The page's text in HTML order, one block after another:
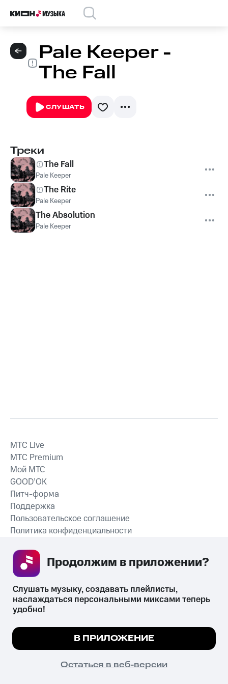
Pale Keeper -
The Fall
СЛУШАТЬ
Треки
The Fall
Pale Keeper
The Rite
Pale Keeper
The Absolution
Pale Keeper
СКАЧАТЬ ПРИЛОЖЕНИЕ
MTС Live
MTС Premium
Мой МТС
GOOD’OK
Питч-форма
Поддержка
Пользовательское соглашение
Политика конфиденциальности
психотропных веществ, их аналогов причиняет вред здоровью,
их незаконный оборот запрещён и влечёт установленную
законодательством ответственность.
© 2026 ООО «КИОН».
Все права защищены
Мы используем куки, чтобы на сайте все
Подробнее
ПОНЯТНО
Слушать музыку, создавать плейлисты,
наслаждаться персональными миксами теперь
удобно!
В ПРИЛОЖЕНИЕ
Остаться в веб-версии